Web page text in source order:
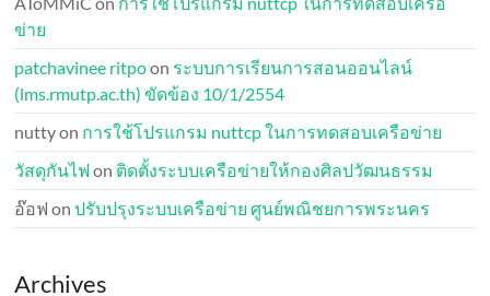
ข่าย
patchavinee ritpoon ระบบการเรียนการสอนออนไลน์
(lms.rmutp.ac.th) ขัดข้อง 10/1/2554
nuttyon การใช้โปรแกรม nuttcp ในการทดสอบเครือข่าย
วัสดุกันไฟ on ติดตั้งระบบเครือข่ายให้กองศิลปวัฒนธรรม
อ๊อฟ onปรับปรุงระบบเครือข่าย ศูนย์พณิชยการพระนคร
Archives